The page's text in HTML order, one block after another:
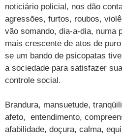
noticiário policial, nos dão
agressões, furtos, roubos,
vão somando, dia-a-dia, numa
mais crescente de atos de
se um bando de psicopatas
a sociedade para satisfazer
controle social.
Brandura, mansuetude,
afeto, entendimento,
afabilidade, doçura, calma,